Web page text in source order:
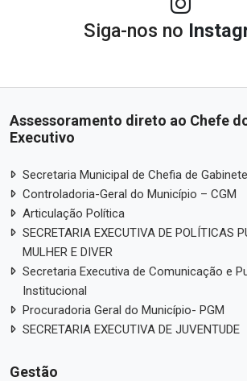
Siga-nos no
Assessoramento direto ao Chefe
Executivo
Secretaria Municipal de Chefia de
Controladoria-Geral do Município – CGM
Articulação Política
SECRETARIA EXECUTIVA DE POLÍTICAS
MULHER E DIVER
Secretaria Executiva de Comunicação e
Institucional
Procuradoria Geral do Município- PGM
SECRETARIA EXECUTIVA DE JUVENTUDE
Gestão